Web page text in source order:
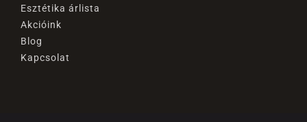
Esztétika árlista
Akcióink
Blog
Kapcsolat